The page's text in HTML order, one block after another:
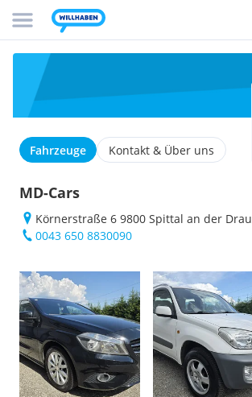
Fahrzeuge Kontakt & Über uns
MD-Cars
Körnerstraße 6 9800 Spittal an der Drau
0043 650 8830090